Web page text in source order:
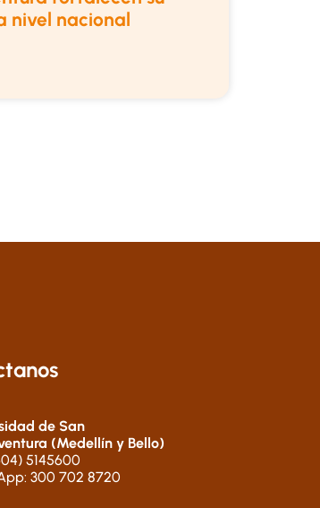
nivel nacional
de San
(Medellín y Bello)
5145600
300 702 8720